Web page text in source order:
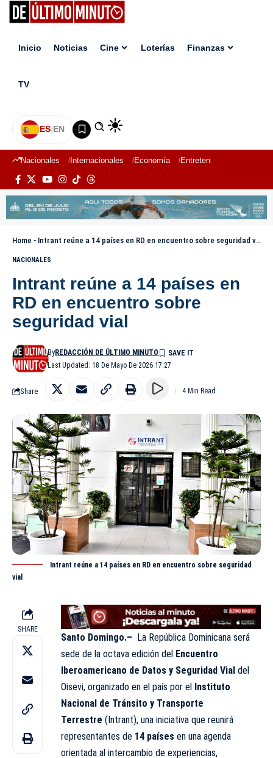
Inicio Noticias Cine Loterías Finanzas
TV
ES|EN
Nacionales Internacionales Economía Entretenimiento
Home - Intrant reúne a 14 países en RD en encuentro sobre seguridad vial
NACIONALES
Intrant reúne a 14 países en
RD en encuentro sobre
seguridad vial
Last Updated: 18 De Mayo De 2026 17:27
ByREDACCIÓN DE ÚLTIMO MINUTO
Share 4 Min Read
Intrant reúne a 14 países en RD en encuentro sobre seguridad
vial
SHARE
Santo Domingo.–
La República Dominicana será
sede de la octava edición del Encuentro
Iberoamericano de Datos y Seguridad Vial del
Oisevi, organizado en el país por el
Instituto
Nacional de Tránsito y Transporte
Terrestre (Intrant), una iniciativa que reunirá
representantes de 14 países en una agenda
orientada al intercambio de experiencias,